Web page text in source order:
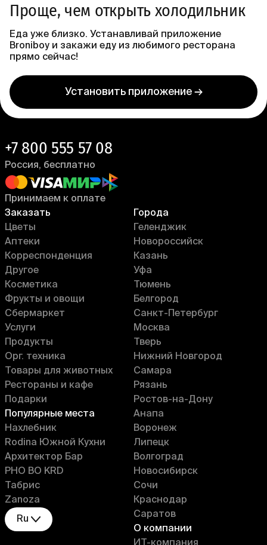
Проще, чем открыть холодильник
Еда уже близко. Устанавливай приложение
Broniboy и закажи еду из любимого ресторана
прямо сейчас!
Установить приложение →
Заказать
Цветы
Аптеки
Корреспонденция
Другое
Косметика
Фрукты и овощи
Сбермаркет
Услуги
Продукты
Орг. техника
Товары для животных
Рестораны и кафе
Подарки
Популярные места
Нахлебник
Rodina Южной Кухни
Архитектор Бар
PHO BO KRD
Табрис
Zanoza
Ru
Города
Геленджик
Новороссийск
Казань
Уфа
Тюмень
Белгород
Санкт-Петербург
Москва
Тверь
Нижний Новгород
Самара
Рязань
Ростов-на-Дону
Анапа
Воронеж
Липецк
Волгоград
Новосибирск
Сочи
Краснодар
Саратов
О компании
+7 800 555 57 08
Россия, бесплатно
Принимаем к оплате